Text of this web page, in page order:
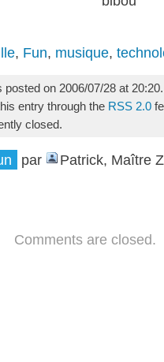
, Fun, musique,
posted on 2006/07/28 at
entry through the RSS 2.0
closed.
par
Patrick, Maître
Comments are closed.